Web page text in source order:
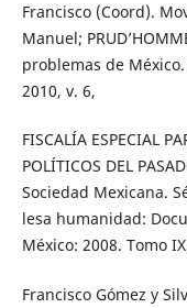
Francisco (Coord).
Manuel;
problemas de
2010, v. 6,
FISCALÍA ESPECIAL
POLÍTICOS DEL
Sociedad Mexicana.
lesa humanidad:
México: 2008. Tomo
Francisco Gómez y